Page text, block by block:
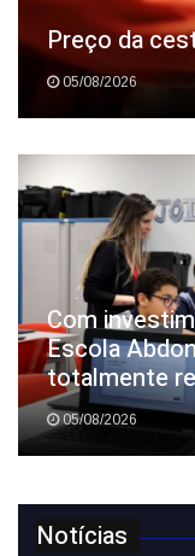
Preço da
05/08/2026
Com
Escola
totalmente
05/08/2026
Notícias